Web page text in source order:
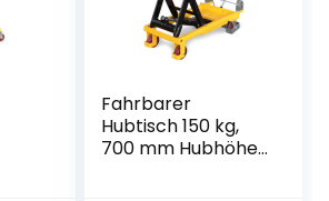
Fahrbarer
Hubtisch 150 kg,
700 mm Hubhöhe,